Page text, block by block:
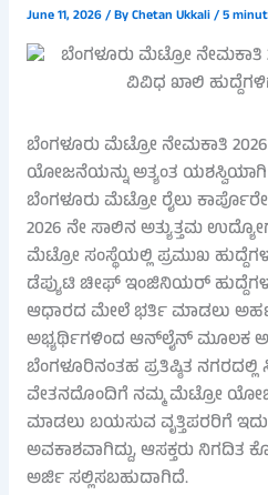
June 11, 2026/ ByChetan Ukkali/5
ಬೆಂಗಳೂರು ಮೆಟ್ರೋ ನೇಮಕಾತಿ
ಯೋಜನೆಯನ್ನು ಅತ್ಯಂತ ಯಶಸ್ವಿಯಾಗಿ
ಬೆಂಗಳೂರು ಮೆಟ್ರೋ ರೈಲು
2026 ನೇ ಸಾಲಿನ ಅತ್ಯುತ್ತಮ
ಮೆಟ್ರೋ ಸಂಸ್ಥೆಯಲ್ಲಿ ಪ್ರಮುಖ
ಡೆಪ್ಯುಟಿ ಚೀಫ್ ಇಂಜಿನಿಯರ್
ಆಧಾರದ ಮೇಲೆ ಭರ್ತಿ ಮಾಡಲು
ಅಭ್ಯರ್ಥಿಗಳಿಂದ ಆನ್‌ಲೈನ್ ಮೂಲಕ
ಬೆಂಗಳೂರಿನಂತಹ ಪ್ರತಿಷ್ಠಿತ ನಗರದಲ್ಲಿ
ವೇತನದೊಂದಿಗೆ ನಮ್ಮ ಮೆಟ್ರೋ
ಮಾಡಲು ಬಯಸುವ ವೃತ್ತಿಪರರಿಗೆ
ಅವಕಾಶವಾಗಿದ್ದು, ಆಸಕ್ತರು
ಅರ್ಜಿ ಸಲ್ಲಿಸಬಹುದಾಗಿದೆ.